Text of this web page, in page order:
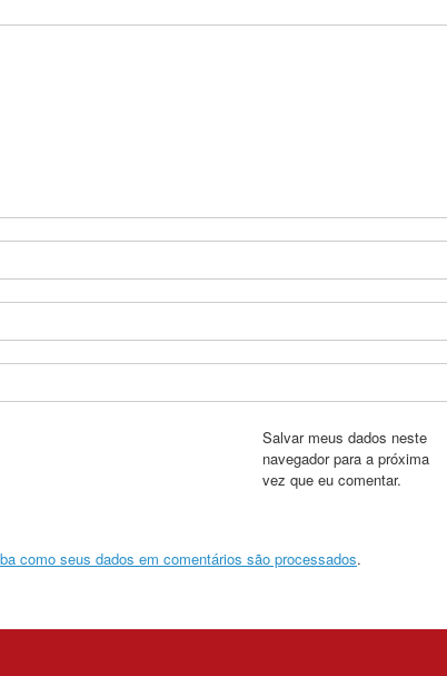
Salvar meus dados neste
navegador para a próxima
vez que eu comentar.
como seus dados em comentários são processados.